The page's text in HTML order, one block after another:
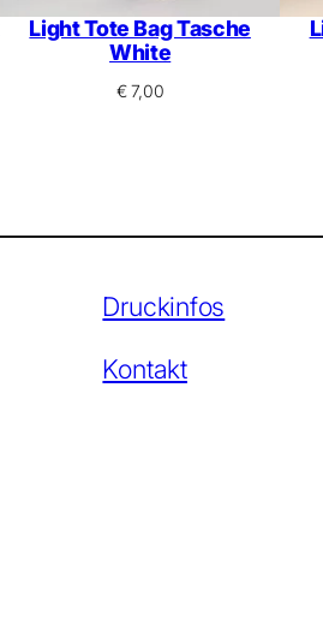
Light Tote Bag Tasche
White
€7,00
Druckinfos
Kontakt